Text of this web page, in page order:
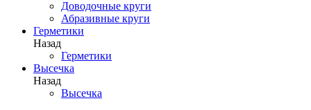
Доводочные круги
Абразивные круги
Герметики
Назад
Герметики
Высечка
Назад
Высечка